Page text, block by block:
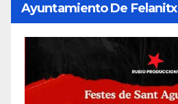
Ayuntamiento De Felanitx